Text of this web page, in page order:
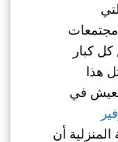
كبار
هذا
في
المنزلية أن